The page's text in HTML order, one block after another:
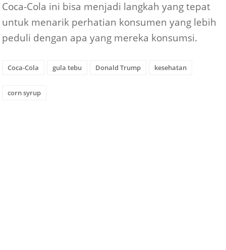
Coca-Cola ini bisa menjadi langkah yang tepat
untuk menarik perhatian konsumen yang lebih
peduli dengan apa yang mereka konsumsi.
Coca-Cola gula tebu Donald Trump kesehatan
corn syrup